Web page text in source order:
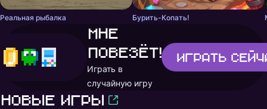
Реальная рыбалка Бурить-Копать!
Мне
повезёт!
Играть в
случайную игру
Играть
Новые игры